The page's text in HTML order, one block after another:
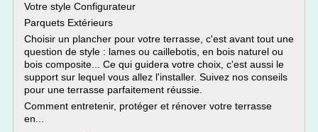
Votre style Configurateur
Parquets Extérieurs
Choisir un plancher pour votre terrasse, c'est avant tout une
question de style : lames ou caillebotis, en bois naturel ou
bois composite... Ce qui guidera votre choix, c'est aussi le
support sur lequel vous allez l'installer. Suivez nos conseils
pour une terrasse parfaitement réussie.
Comment entretenir, protéger et rénover votre terrasse
en...